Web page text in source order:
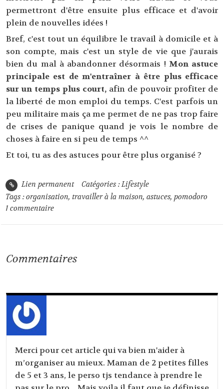
permettront d'être ensuite plus efficace et d'avoir
plein de nouvelles idées !
Bref, c'est tout un équilibre le travail à domicile et à
son compte, mais c'est un style de vie que j'aurais
bien du mal à abandonner désormais ! Mon astuce
principale est de m'entraîner à être plus efficace
sur un temps plus court, afin de pouvoir profiter de
la liberté de mon emploi du temps. C'est parfois un
peu militaire mais ça me permet de ne pas trop faire
de crises de panique quand je vois le nombre de
choses à faire en si peu de temps ^^
Et toi, tu as des astuces pour être plus organisé ?
Lien permanent Catégories :Lifestyle
Tags :organisation,travailler à la maison,astuces,pomodoro
1 commentaire
Commentaires
Merci pour cet article qui va bien m'aider à
m’organiser au mieux. Maman de 2 petites filles
de 5 et 3 ans, le perso tjs tendance à prendre le